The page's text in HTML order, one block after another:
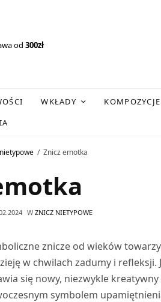
od300zł
WKŁADY
Znicz emotka
W ZNICZ NIETYPOWE
znicze od wieków
w chwilach zadumy i
się nowy, niezwykle
symbolem